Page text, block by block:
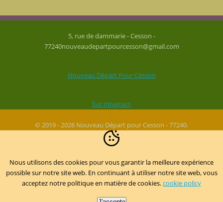
5, rue de dammarie - Cesson -
77240nouveaudepartpourcesson@gmail.com
Nouveau Départ Pour Cesson
Sur Intagram
© 2019 - 2026 Nouveau Départ pour Cesson - 77240.
Nous utilisons des cookies pour vous garantir la meilleure expérience
possible sur notre site web. En continuant à utiliser notre site web, vous
acceptez notre politique en matière de cookies.cookie policy